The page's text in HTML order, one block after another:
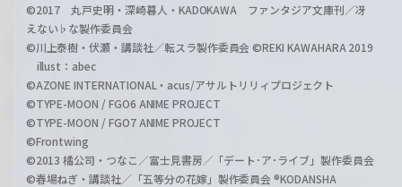
©2017 丸戸史明・深崎暮人・KADOKAWA ファンタジア文庫刊／冴
えない♭な製作委員会
©川上泰樹・伏瀬・講談社／転スラ製作委員会 ©REKI KAWAHARA 2019
illust：abec
©AZONE INTERNATIONAL・acus/アサルトリリィプロジェクト
©TYPE-MOON / FGO6 ANIME PROJECT
©TYPE-MOON / FGO7 ANIME PROJECT
©Frontwing
©2013 橘公司・つなこ／富士見書房／「デート･ア･ライブ」製作委員会
©春場ねぎ・講談社／「五等分の花嫁」製作委員会 ®KODANSHA